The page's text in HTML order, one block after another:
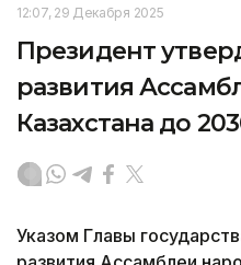
12:07, 29 Декабря 2025
Президент
развития
Казахстана до
Указом Главы